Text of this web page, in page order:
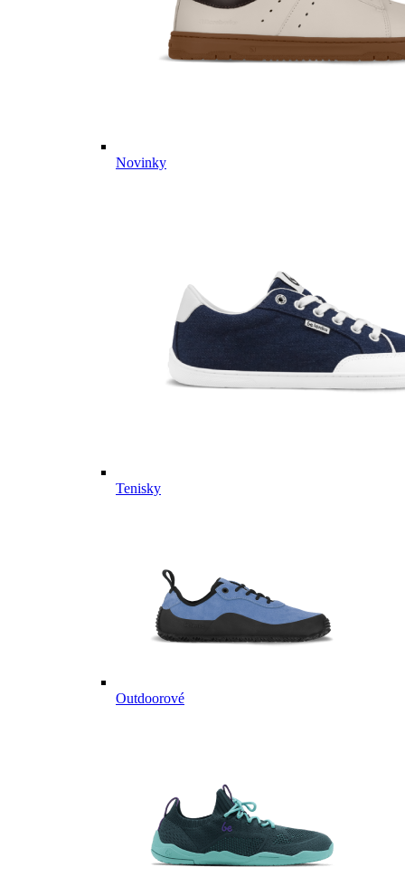
Novinky
Tenisky
Outdoorové